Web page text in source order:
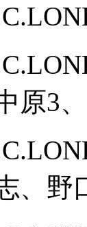
原3、
、野